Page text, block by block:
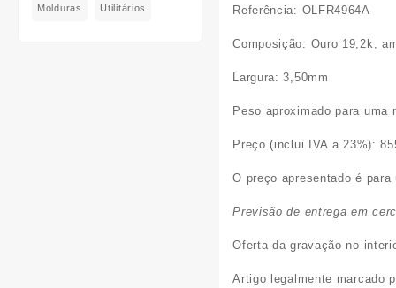
Molduras Utilitários Referência: OLFR4964A
Composição: Ouro 19,2k,
Largura:3,50mm
Peso aproximado para uma
Preço (inclui IVA a 23%):
O preço apresentado é
Previsão de entrega em
Oferta da gravação no
Artigo legalmente marcado